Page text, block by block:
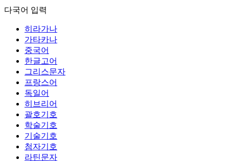
다국어 입력
히라가나
가타카나
중국어
한글고어
그리스문자
프랑스어
독일어
히브리어
괄호기호
학술기호
기술기호
첨자기호
라틴문자